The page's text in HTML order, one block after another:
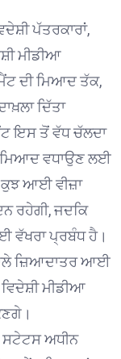
ਪੱਤਰਕਾਰਾਂ,
ਮੀਡੀਆ
ਦੀ ਮਿਆਦ ਤੱਕ,
ਦਿੱਤਾ
ਇਸ ਤੋਂ ਵੱਧ ਚੱਲਦਾ
ਮਿਆਦ ਵਧਾਉਣ ਲਈ
ਕੁਝ ਆਈ ਵੀਜ਼ਾ
ਰਹੇਗੀ, ਜਦਕਿ
ਵੱਖਰਾ ਪ੍ਰਬੰਧ ਹੈ।
ਜ਼ਿਆਦਾਤਰ ਆਈ
ਮੀਡੀਆ
ਸਟੇਟਸ ਅਧੀਨ